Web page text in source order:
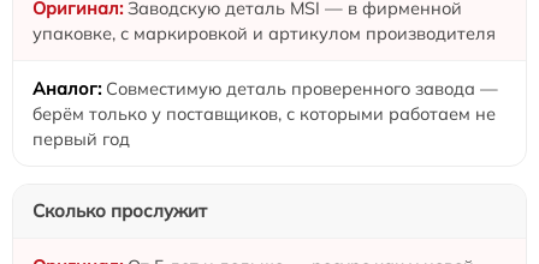
Заводскую деталь MSI — в фирменной
упаковке, с маркировкой и артикулом производителя
Совместимую деталь проверенного завода —
берём только у поставщиков, с которыми работаем не
первый год
Сколько прослужит